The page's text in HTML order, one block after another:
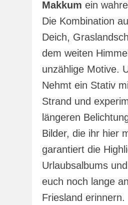
Makkum ein
Die Kombination
Deich,
dem weiten
unzählige Motive.
Nehmt ein Stativ
Strand und
längeren
Bilder, die ihr hier
garantiert die
Urlaubsalbums
euch noch lange
Friesland erinnern.